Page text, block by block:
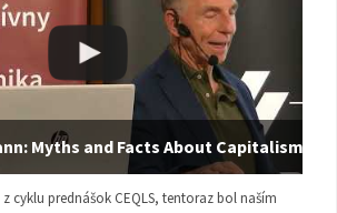
Myths and Facts About Capitalism
cyklu prednášok CEQLS, tentoraz bol naším